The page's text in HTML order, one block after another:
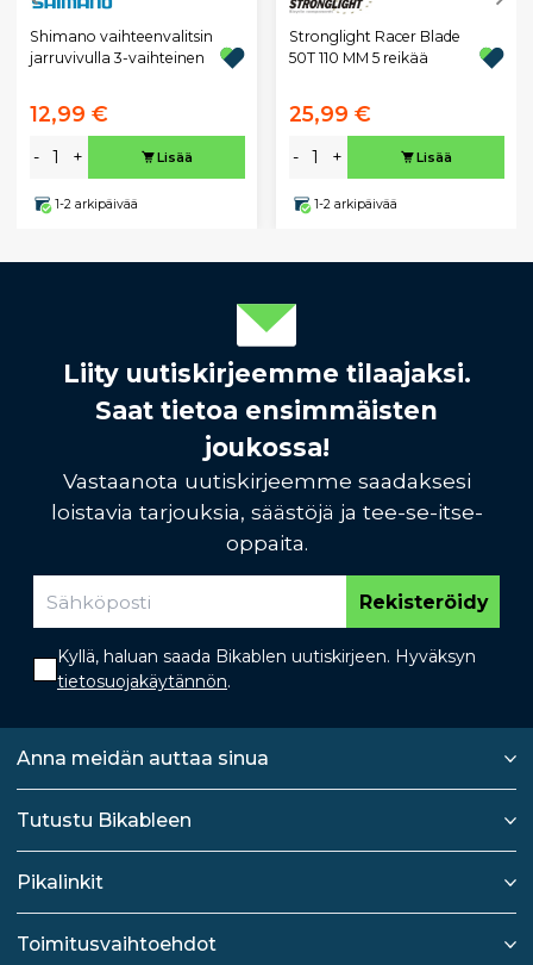
Shimano vaihteenvalitsin
jarruvivulla 3-vaihteinen
12,99 €
- + Lisää
1-2 arkipäivää
Stronglight Racer Blade
50T 110 MM 5 reikää
25,99 €
- + Lisää
1-2 arkipäivää
Liity uutiskirjeemme tilaajaksi.
Saat tietoa ensimmäisten
joukossa!
Vastaanota uutiskirjeemme saadaksesi
loistavia tarjouksia, säästöjä ja tee-se-itse-
oppaita.
Rekisteröidy
Kyllä, haluan saada Bikablen uutiskirjeen. Hyväksyn
tietosuojakäytännön.
Anna meidän auttaa sinua
Tutustu Bikableen
Pikalinkit
Toimitusvaihtoehdot